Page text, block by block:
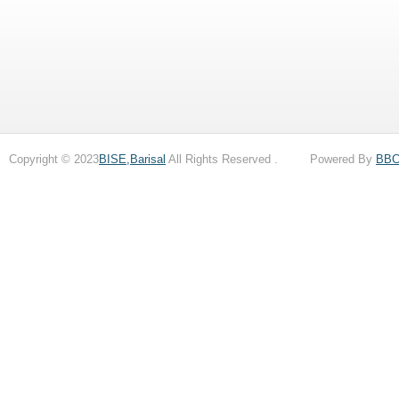
Copyright © 2023BISE,Barisal All Rights Reserved . Powered By